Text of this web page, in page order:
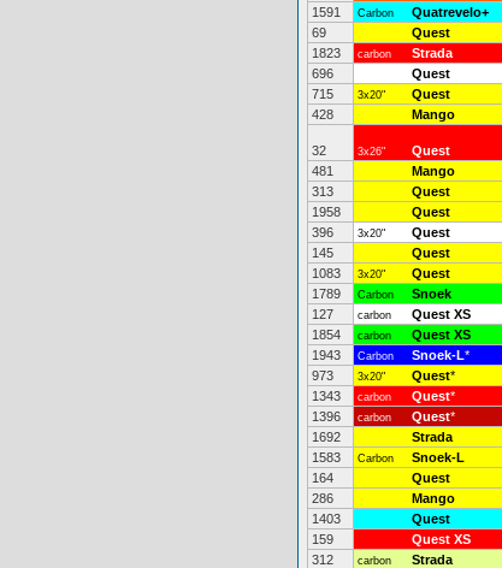
1591
Carbon Quatrevelo+
69
Quest
1823
carbon Strada
696
Quest
715
3x20" Quest
428
Mango
32 3x26" Quest
481
Mango
313
Quest
1958
Quest
396
3x20" Quest
145
Quest
1083
3x20" Quest
1789
Carbon Snoek
127
carbon Quest XS
1854
carbon Quest XS
1943
Carbon Snoek-L*
973
3x20" Quest*
1343
carbon Quest*
1396
carbon Quest*
1692
Strada
1583
Carbon Snoek-L
164
Quest
286
Mango
1403
Quest
159
Quest XS
312
carbon Strada